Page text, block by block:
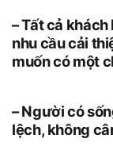
– Tất cả
nhu cầu cải
muốn có một
– Người có
lệch, không